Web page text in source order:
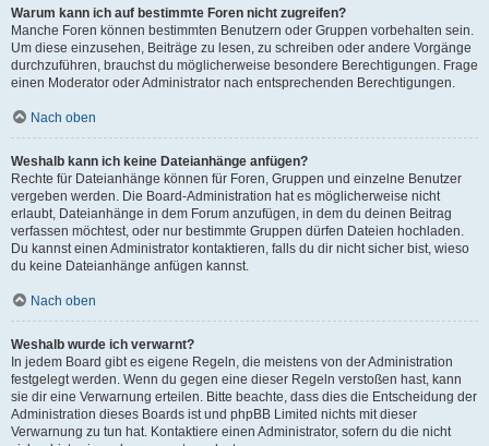
Warum kann ich auf bestimmte Foren nicht zugreifen?
Manche Foren können bestimmten Benutzern oder Gruppen vorbehalten sein.
Um diese einzusehen, Beiträge zu lesen, zu schreiben oder andere Vorgänge
durchzuführen, brauchst du möglicherweise besondere Berechtigungen. Frage
einen Moderator oder Administrator nach entsprechenden Berechtigungen.
Nach oben
Weshalb kann ich keine Dateianhänge anfügen?
Rechte für Dateianhänge können für Foren, Gruppen und einzelne Benutzer
vergeben werden. Die Board-Administration hat es möglicherweise nicht
erlaubt, Dateianhänge in dem Forum anzufügen, in dem du deinen Beitrag
verfassen möchtest, oder nur bestimmte Gruppen dürfen Dateien hochladen.
Du kannst einen Administrator kontaktieren, falls du dir nicht sicher bist, wieso
du keine Dateianhänge anfügen kannst.
Nach oben
Weshalb wurde ich verwarnt?
In jedem Board gibt es eigene Regeln, die meistens von der Administration
festgelegt werden. Wenn du gegen eine dieser Regeln verstoßen hast, kann
sie dir eine Verwarnung erteilen. Bitte beachte, dass dies die Entscheidung der
Administration dieses Boards ist und phpBB Limited nichts mit dieser
Verwarnung zu tun hat. Kontaktiere einen Administrator, sofern du die nicht